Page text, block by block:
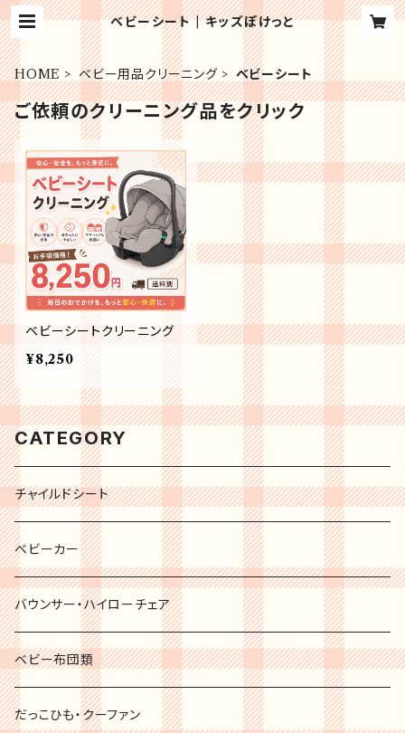
ベビーシート | キッズぽけっと
HOME ベビー用品クリーニング ベビーシート
ご依頼のクリーニング品をクリック
ベビーシートクリーニング
¥8,250
CATEGORY
チャイルドシート
ベビーカー
バウンサー・ハイローチェア
ベビー布団類
だっこひも・クーファン